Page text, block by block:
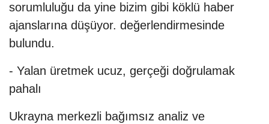
sorumluluğu da yine bizim gibi köklü haber
ajanslarına düşüyor. değerlendirmesinde
bulundu.
- Yalan üretmek ucuz, gerçeği doğrulamak
pahalı
Ukrayna merkezli bağımsız analiz ve